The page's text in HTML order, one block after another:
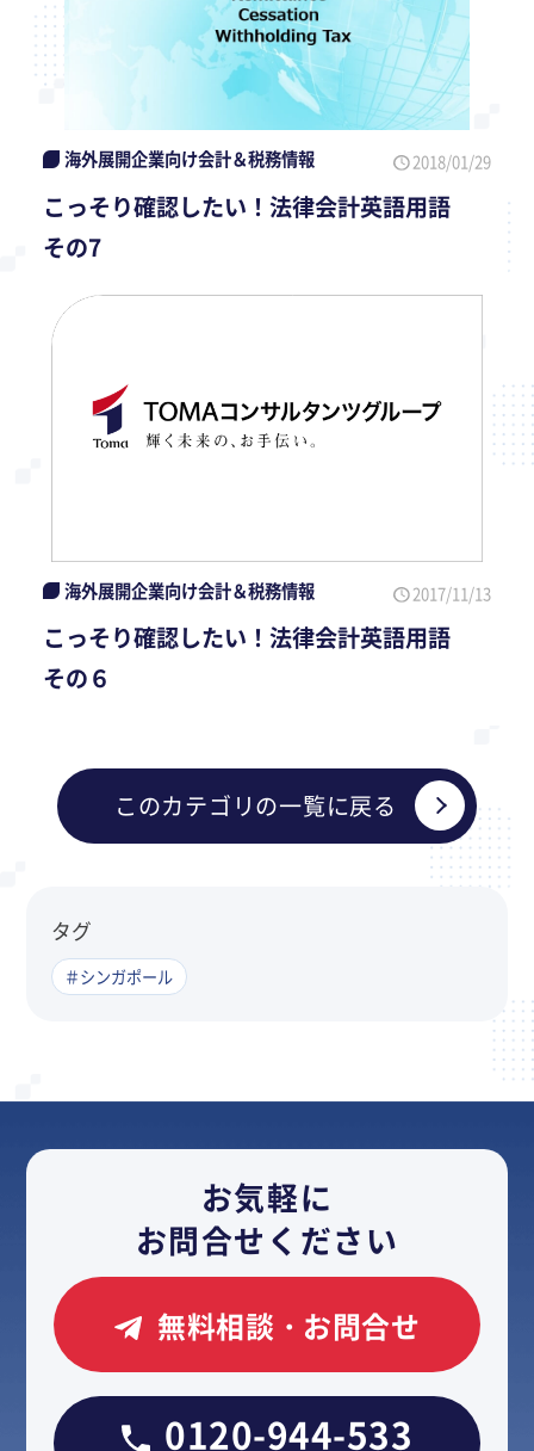
海外展開企業向け会計＆税務情報 2018/01/29
こっそり確認したい！法律会計英語用語
その7
海外展開企業向け会計＆税務情報 2017/11/13
こっそり確認したい！法律会計英語用語
その６
このカテゴリの一覧に戻る
タグ
＃シンガポール
お気軽に
お問合せください
無料相談・お問合せ
0120-944-533